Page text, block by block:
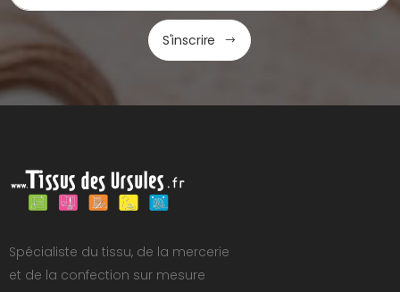
S'inscrire
Spécialiste du tissu, de la mercerie
et de la confection sur mesure